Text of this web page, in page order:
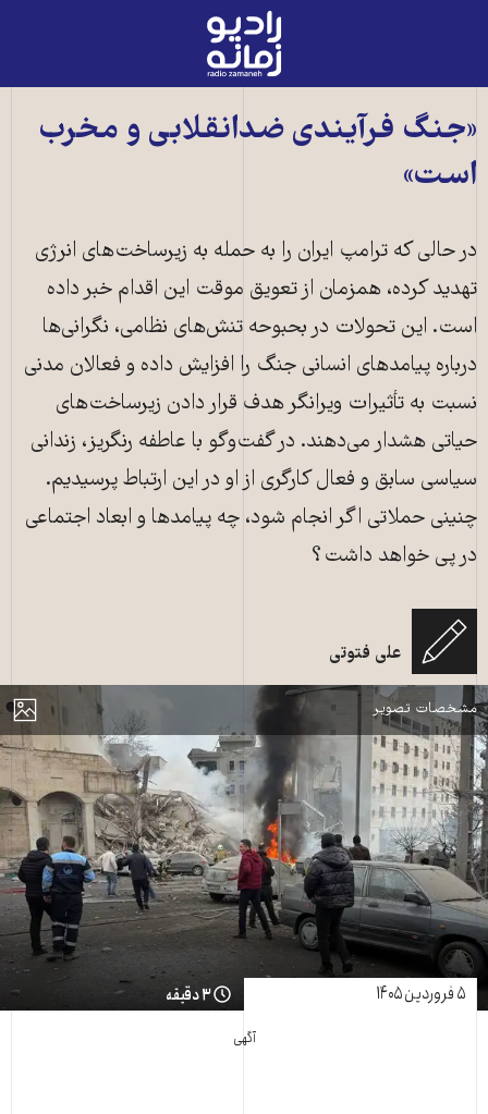
رادیو
زمانه
صفحه
«جنگ فرآیندی ضدانقلابی و مخرب
است»
در حالی که ترامپ ایران را به حمله به زیرساخت‌های انرژی
تهدید کرده، همزمان از تعویق موقت این اقدام خبر داده
است. این تحولات در بحبوحه تنش‌های نظامی، نگرانی‌ها
درباره پیامدهای انسانی جنگ را افزایش داده و فعالان مدنی
نسبت به تأثیرات ویرانگر هدف قرار دادن زیرساخت‌های
حیاتی هشدار می‌دهند. در گفت‌وگو با عاطفه رنگریز، زندانی
سیاسی سابق و فعال کارگری از او در این ارتباط پرسیدیم.
چنینی حملاتی اگر انجام شود، چه پیامدها و ابعاد اجتماعی
در پی خواهد داشت؟
علی فتوتی
نمایش
مشخصات تصویر
عکس از «وحیدآنلاین»
۵ فروردین ۱۴۰۵ ۳ دقیقه
آگهی